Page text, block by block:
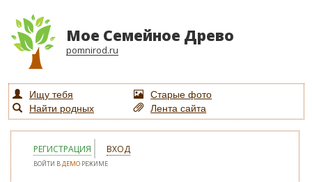
Мое Семейное Древо
pomnirod.ru
Ищу тебя
Старые фото
Найти родных
Лента сайта
РЕГИСТРАЦИЯ ВХОД
ВОЙТИ ВДЕМО РЕЖИМЕ